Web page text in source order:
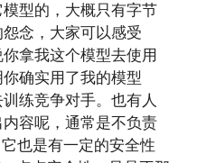
型的，大概只有字节
念，大家可以感受
拿我这个模型去使用
确实用了我的模型
练竞争对手。也有人
容呢，通常是不负责
也是有一定的安全性